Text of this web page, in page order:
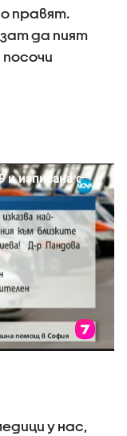
правят.
да пият
посочи
у нас,